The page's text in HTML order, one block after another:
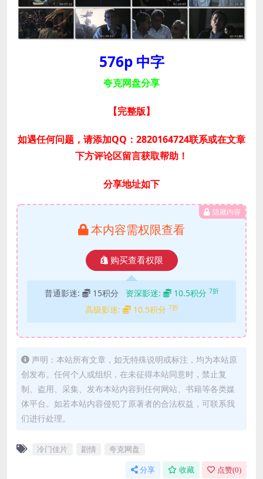
576p 中字
夸克网盘分享
【完整版】
如遇任何问题，请添加QQ：2820164724联系或在文章
下方评论区留言获取帮助！
分享地址如下
隐藏内容
本内容需权限查看
购买查看权限
普通影迷: 15积分 资深影迷: 10.5积分 7折
高级影迷: 10.5积分 7折
声明：本站所有文章，如无特殊说明或标注，均为本站原
创发布。任何个人或组织，在未征得本站同意时，禁止复
制、盗用、采集、发布本站内容到任何网站、书籍等各类媒
体平台。如若本站内容侵犯了原著者的合法权益，可联系我
们进行处理。
冷门佳片 剧情 夸克网盘
分享 收藏 点赞(0)